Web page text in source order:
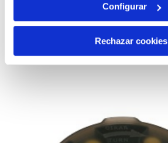
Configurar
Rechazar cookies